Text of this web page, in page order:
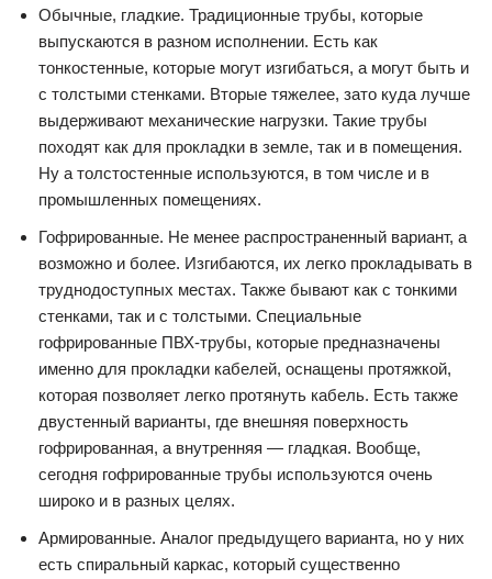
Обычные, гладкие. Традиционные трубы, которые
выпускаются в разном исполнении. Есть как
тонкостенные, которые могут изгибаться, а могут быть и
с толстыми стенками. Вторые тяжелее, зато куда лучше
выдерживают механические нагрузки. Такие трубы
походят как для прокладки в земле, так и в помещения.
Ну а толстостенные используются, в том числе и в
промышленных помещениях.
Гофрированные. Не менее распространенный вариант, а
возможно и более. Изгибаются, их легко прокладывать в
труднодоступных местах. Также бывают как с тонкими
стенками, так и с толстыми. Специальные
гофрированные ПВХ-трубы, которые предназначены
именно для прокладки кабелей, оснащены протяжкой,
которая позволяет легко протянуть кабель. Есть также
двустенный варианты, где внешняя поверхность
гофрированная, а внутренняя — гладкая. Вообще,
сегодня гофрированные трубы используются очень
широко и в разных целях.
Армированные. Аналог предыдущего варианта, но у них
есть спиральный каркас, который существенно